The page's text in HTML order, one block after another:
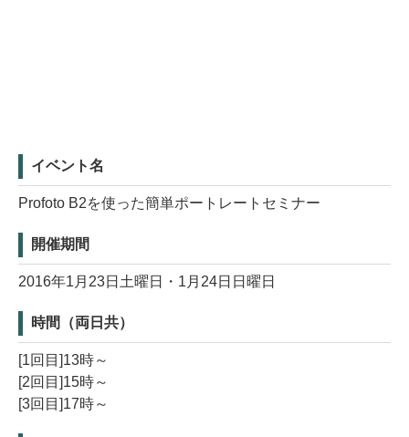
イベント名
Profoto B2を使った簡単ポートレートセミナー
開催期間
2016年1月23日土曜日・1月24日日曜日
時間（両日共）
[1回目]13時～
[2回目]15時～
[3回目]17時～